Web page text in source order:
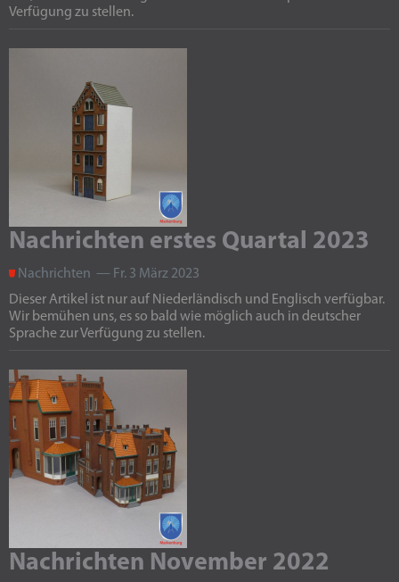
Verfügung zu stellen.
Nachrichten erstes Quartal 2023
Nachrichten — Fr. 3 März 2023
Dieser Artikel ist nur auf Niederländisch und Englisch verfügbar.
Wir bemühen uns, es so bald wie möglich auch in deutscher
Sprache zur Verfügung zu stellen.
Nachrichten November 2022